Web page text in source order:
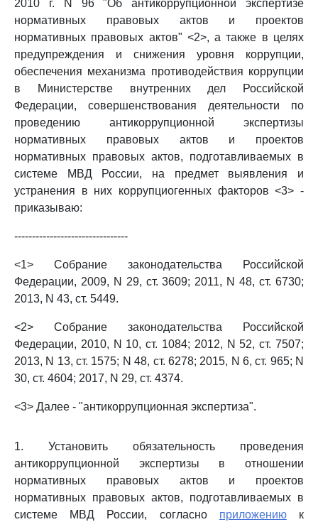
2010 г. N 96 "Об антикоррупционной экспертизе
нормативных правовых актов и проектов
нормативных правовых актов" <2>, а также в целях
предупреждения и снижения уровня коррупции,
обеспечения механизма противодействия коррупции
в Министерстве внутренних дел Российской
Федерации, совершенствования деятельности по
проведению антикоррупционной экспертизы
нормативных правовых актов и проектов
нормативных правовых актов, подготавливаемых в
системе МВД России, на предмет выявления и
устранения в них коррупциогенных факторов <3> -
приказываю:
--------------------------------
<1> Собрание законодательства Российской
Федерации, 2009, N 29, ст. 3609; 2011, N 48, ст. 6730;
2013, N 43, ст. 5449.
<2> Собрание законодательства Российской
Федерации, 2010, N 10, ст. 1084; 2012, N 52, ст. 7507;
2013, N 13, ст. 1575; N 48, ст. 6278; 2015, N 6, ст. 965; N
30, ст. 4604; 2017, N 29, ст. 4374.
<3> Далее - "антикоррупционная экспертиза".
1. Установить обязательность проведения
антикоррупционной экспертизы в отношении
нормативных правовых актов и проектов
нормативных правовых актов, подготавливаемых в
системе МВД России, согласно приложениюк